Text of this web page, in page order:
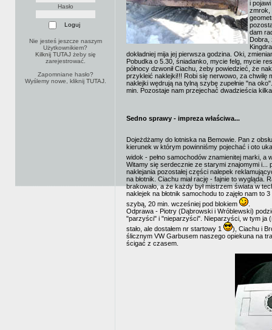
Hasło
Nie jesteś jeszcze naszym
Użytkownikiem?
Kilknij TUTAJżeby się
zarejestrować.
Zapomniane hasło?
Wyślemy nowe, kliknij TUTAJ.
i
zmrok,
dam
Dobra,
dokładniej mija jej pierwsza godzina. Oki,
Pobudka o 5.30, śniadanko, mycie felg, mycie
północy dzwonił Ciachu, żeby powiedzieć, że
przykleić naklejki!!! Robi się nerwowo, za chwilę
naklejki wędrują na tylną szybę zupełnie "na
min. Pozostaje nam przejechać dwadzieścia
Sedno sprawy - impreza właściwa...
Dojeżdżamy do lotniska na Bemowie. Pan z
kierunek w którym powinniśmy pojechać i oto
widok - pełno samochodów znamienitej marki, a
Witamy się serdecznie ze starymi znajomymi i...
naklejania pozostałej części nalepek
na błotnik. Ciachu miał rację - fajnie to wygląda.
brakowało, a że każdy był mistrzem świata w
naklejek na błotnik samochodu to zajęło nam to
szybą, 20 min. wcześniej pod blokiem
Odprawa - Piotry (Dąbrowski i Wróblewski)
"parzyści" i "nieparzyści". Nieparzyści, w tym ja
stało, ale dostałem nr startowy 1
), Ciachu i
ślicznym VW Garbusem naszego opiekuna na
ścigać z czasem.